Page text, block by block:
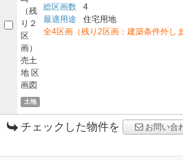
土地
総区画数
4
最適用途
住宅用地
全4区画（残り2区画：建築条件外しま
チェックした物件を お問い合